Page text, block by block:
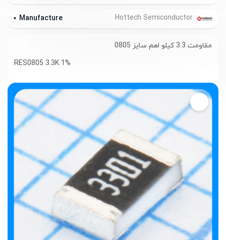
Manufacture
مقاومت 3.3 کیلو اهم سایز 0805
RES0805 3.3K 1%